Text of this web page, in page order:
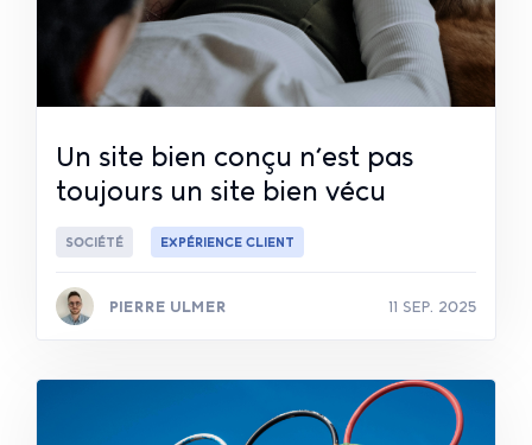
Un site bien conçu n’est pas
toujours un site bien vécu
SOCIÉTÉ EXPÉRIENCE CLIENT
PIERRE ULMER 11 SEP. 2025